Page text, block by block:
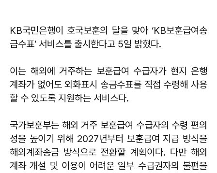
KB국민은행이 호국보훈의 달을 맞아 ‘KB보훈급여송
금수표’ 서비스를 출시한다고 5일 밝혔다.
이는 해외에 거주하는 보훈급여 수급자가 현지 은행
계좌가 없어도 외화표시 송금수표를 직접 수령해 사용
할 수 있도록 지원하는 서비스다.
국가보훈부는 해외 거주 보훈급여 수급자의 수령 편의
성을 높이기 위해 2027년부터 보훈급여 지급 방식을
해외계좌송금 방식으로 전환할 계획이다. 다만 해외
계좌 개설 및 이용이 어려운 일부 수급권자의 불편을